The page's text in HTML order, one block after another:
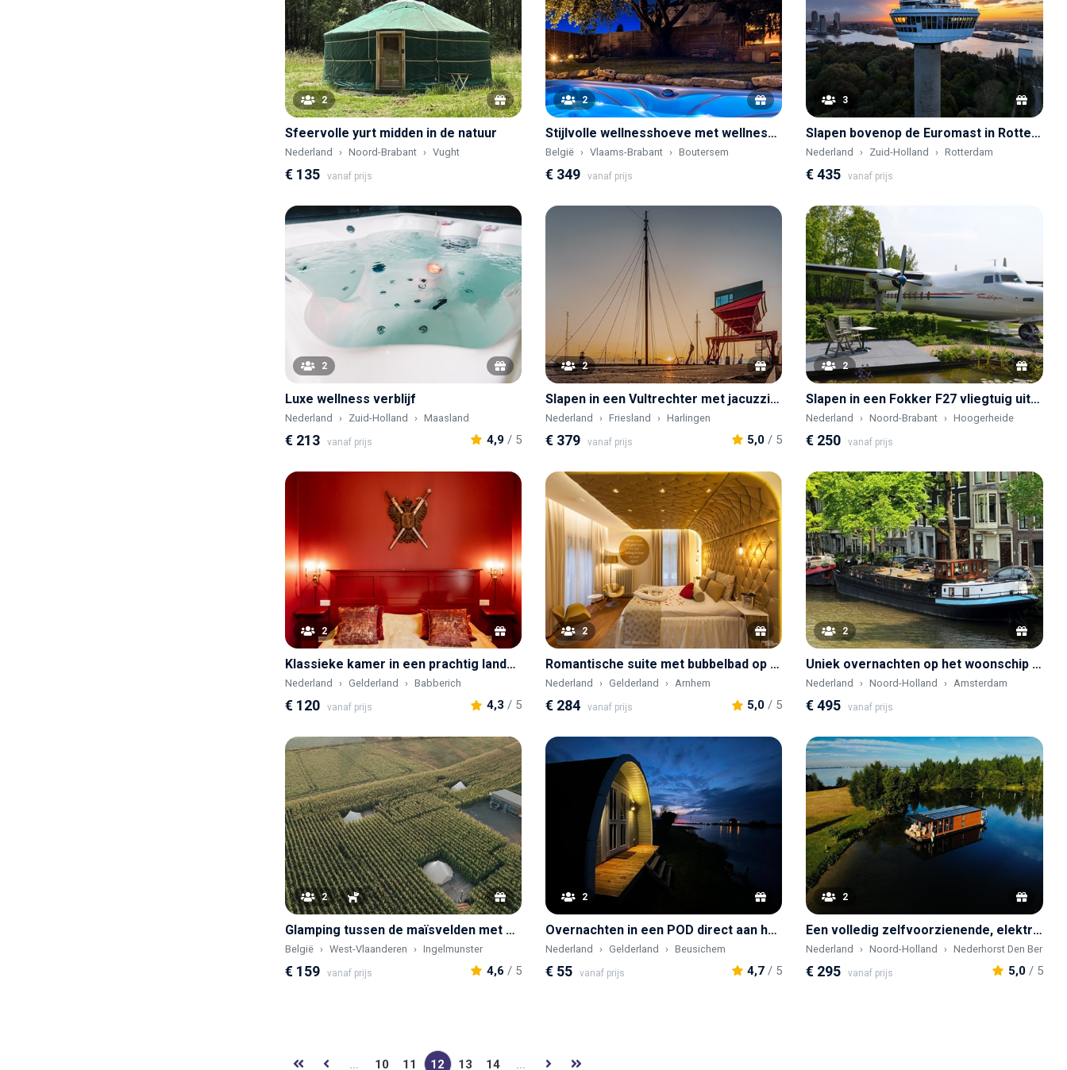
2
Sfeervolle yurt midden in de natuur
Nederland Noord-Brabant Vught
€ 135 vanaf prijs
2
Stijlvolle wellnesshoeve met wellnesstuin met sauna en jacuzzi
België Vlaams-Brabant Boutersem
€ 349 vanaf prijs
3
Slapen bovenop de Euromast in Rotterdam
Nederland Zuid-Holland Rotterdam
€ 435 vanaf prijs
2
Luxe wellness verblijf
Nederland Zuid-Holland Maasland
€ 213 vanaf prijs 4,9/ 5
2
Slapen in een Vultrechter met jacuzzi en wakker worden met uitzicht over de Waddenzee
Nederland Friesland Harlingen
€ 379 vanaf prijs 5,0 / 5
2
Slapen in een Fokker F27 vliegtuig uit 1961 met sauna
Nederland Noord-Brabant Hoogerheide
€ 250 vanaf prijs
2
Klassieke kamer in een prachtig landhuis
Nederland Gelderland Babberich
€ 120 vanaf prijs 4,3 / 5
2
Romantische suite met bubbelbad op een groen landgoed
Nederland Gelderland Arnhem
€ 284 vanaf prijs 5,0 / 5
2
Uniek overnachten op het woonschip van een schrijver in hartje Amsterdam
Nederland Noord-Holland Amsterdam
€ 495 vanaf prijs
2
Glamping tussen de maïsvelden met privé hottub
België West-Vlaanderen Ingelmunster
€ 159 vanaf prijs 4,6 / 5
2
Overnachten in een POD direct aan het water
Nederland Gelderland Beusichem
€ 55 vanaf prijs 4,7 / 5
2
Een volledig zelfvoorzienende, elektrische woonboot – waar comfort en rust samenkomen
Nederland Noord-Holland Nederhorst Den Berg
€ 295 vanaf prijs 5,0/ 5
… 10 11 12 13 14 …